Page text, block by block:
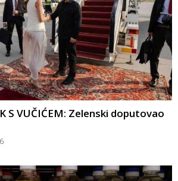
S VUČIĆEM: Zelenski doputovao